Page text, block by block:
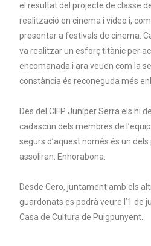
el resultat del projecte de classe
realització en cinema i vídeo i,
presentar a festivals de cinema.
va realitzar un esforç titànic per
encomanada i ara veuen com la
constància és reconeguda més
Des del CIFP Juníper Serra els hi
cadascun dels membres de
segurs d’aquest només és un
assoliran. Enhorabona.
Desde Cero, juntament amb els
guardonats es podrà veure l’1 de
Casa de Cultura de Puigpunyent.